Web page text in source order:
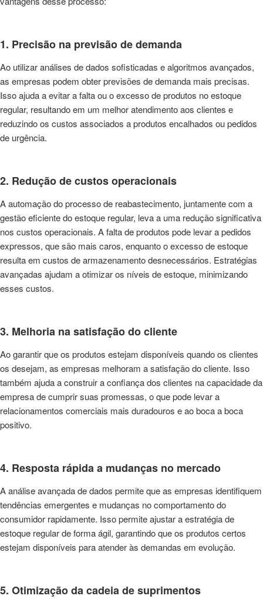
1. Precisão na previsão de demanda
Ao utilizar análises de dados sofisticadas e algoritmos avançados,
as empresas podem obter previsões de demanda mais precisas.
Isso ajuda a evitar a falta ou o excesso de produtos no estoque
regular, resultando em um melhor atendimento aos clientes e
reduzindo os custos associados a produtos encalhados ou pedidos
de urgência.
2. Redução de custos operacionais
A automação do processo de reabastecimento, juntamente com a
gestão eficiente do estoque regular, leva a uma redução significativa
nos custos operacionais. A falta de produtos pode levar a pedidos
expressos, que são mais caros, enquanto o excesso de estoque
resulta em custos de armazenamento desnecessários. Estratégias
avançadas ajudam a otimizar os níveis de estoque, minimizando
esses custos.
3. Melhoria na satisfação do cliente
Ao garantir que os produtos estejam disponíveis quando os clientes
os desejam, as empresas melhoram a satisfação do cliente. Isso
também ajuda a construir a confiança dos clientes na capacidade da
empresa de cumprir suas promessas, o que pode levar a
relacionamentos comerciais mais duradouros e ao boca a boca
positivo.
4. Resposta rápida a mudanças no mercado
A análise avançada de dados permite que as empresas identifiquem
tendências emergentes e mudanças no comportamento do
consumidor rapidamente. Isso permite ajustar a estratégia de
estoque regular de forma ágil, garantindo que os produtos certos
estejam disponíveis para atender às demandas em evolução.
5. Otimização da cadeia de suprimentos